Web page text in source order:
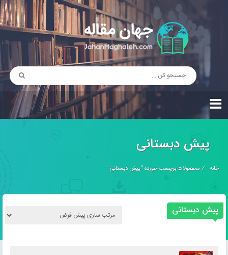
پیش دبستانی
خانه /محصولات برچسب خورده “پیش دبستانی”
پیش دبستانی